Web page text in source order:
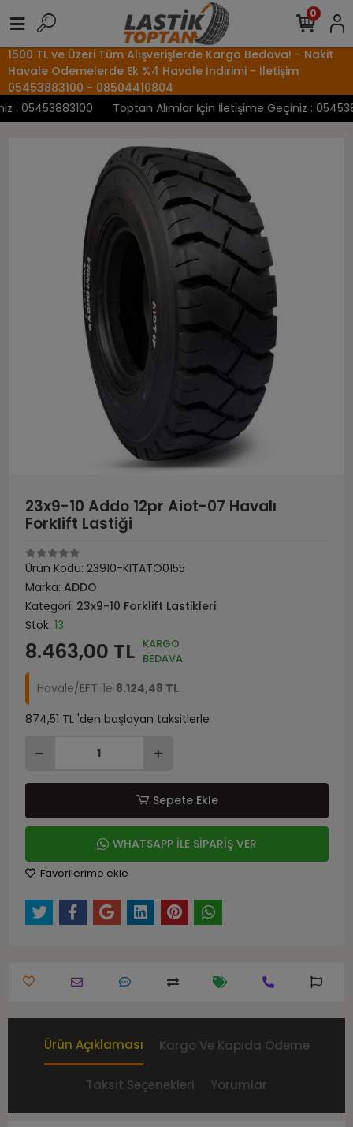
1500 TL ve Üzeri Tüm Alışverişlerde Kargo Bedava! - Nakit
Havale Ödemelerde Ek %4 Havale İndirimi - İletişim
05453883100 - 08504410804
05453883100
Toptan Alımlar İçin İletişime Geçiniz :
0
23x9-10 Addo 12pr Aiot-07 Havalı
Forklift Lastiği
Ürün Kodu: 23910-KITATO0155
Marka: ADDO
Kategori: 23x9-10 Forklift Lastikleri
Stok: 13
8.463,00 TL KARGO
BEDAVA
Havale/EFT ile 8.124,48 TL
874,51 TL 'den başlayan taksitlerle
Sepete Ekle
WHATSAPP İLE SİPARİŞ VER
Favorilerime ekle
Ürün Açıklaması Kargo Ve Kapıda Ödeme
Taksit Seçenekleri Yorumlar